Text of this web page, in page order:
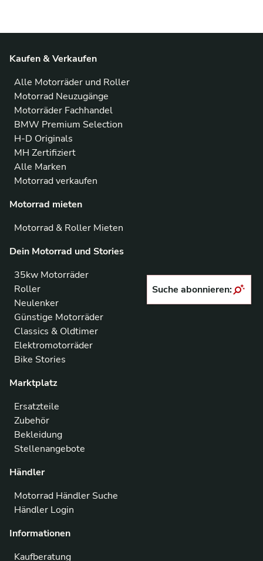
Kaufen & Verkaufen
Alle Motorräder und Roller
Motorrad Neuzugänge
Motorräder Fachhandel
BMW Premium Selection
H-D Originals
MH Zertifiziert
Alle Marken
Motorrad verkaufen
Motorrad mieten
Motorrad & Roller Mieten
Dein Motorrad und Stories
35kw Motorräder
Roller
Neulenker
Günstige Motorräder
Classics & Oldtimer
Elektromotorräder
Bike Stories
Marktplatz
Ersatzteile
Zubehör
Bekleidung
Stellenangebote
Händler
Motorrad Händler Suche
Händler Login
Informationen
Kaufberatung
Suche abonnieren: